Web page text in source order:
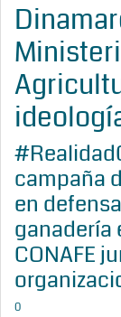
campaña
en
ganadería
CONAFE
0